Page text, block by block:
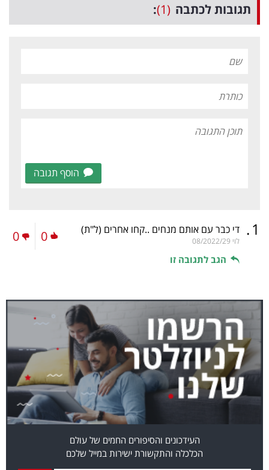
תגובות לכתבה (1)
:
הוסף תגובה
1
. די כבר עם אותם מנחים ..קחו אחרים (ל"ת)
לוי 08/2022/29
הגב לתגובה זו
0
0
העידכונים והסיפורים החמים של עולם
הכלכלה והתקשורת ישירות במייל שלכם